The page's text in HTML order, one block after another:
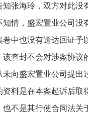
张海玲，双方对此没
情，盛宏置业公司没
中也没有送达回证予
查封不会对涉案协议
向盛宏置业公司提出
料是在本案起诉后取
不是其行使合同法关